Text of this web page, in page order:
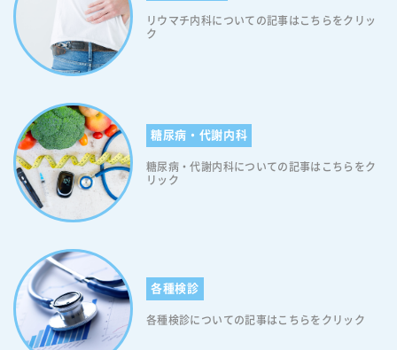
られています。 日本では、海外での使用実績や臨床試験データを踏ま
え、2024-2025シーズンから使用が認められました(鼻スプレー型のイン
フルワクチンを了承)。そのため、多くの医療機関では、2024年10月頃
から接種可能となる予定です。ただし、フルミスト点鼻液は輸入ワクチ
で、お近くの医療機関に確認することをお勧めします。 フルミスト点
鼻液の特徴 フルミスト点鼻液（経鼻弱毒生インフルエンザワクチン接
種）の最大の特徴は、従来の注射型ワクチンとは異なり、生きた弱毒化
インフルエンザウイルスを使用している「生ワクチン」であることで
す。 具体的には、インフルエンザA型2種類とB型2種類、合計4種類の株
が含まれており、幅広い種類のインフルエンザウイルスに対する防御を
チンとは大きく異なります。注射型ワクチンが主にIgG抗体を誘導する
のに対し、フルミスト点鼻液は気道分泌型IgA抗体も誘導します（IgA抗
体は粘膜表面で働く抗体で、ウイルスの侵入を最前線で防ぐ役割があり
ます）。 これにより、特に小児において高い予防効果が期待されていま
す。さらに、フルミスト点鼻液は生きたウイルスを使用しているため、
体内でより自然な免疫応答を引き起こします。この特性により、流行し
リウマチ内科についての記事はこちらをクリッ
ク
糖尿病・代謝内科
糖尿病・代謝内科についての記事はこちらをク
リック
各種検診
各種検診についての記事はこちらをクリック